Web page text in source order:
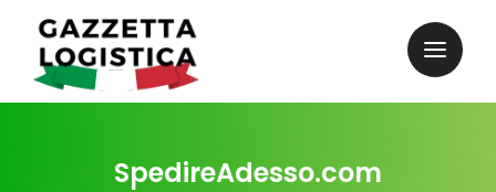
content
SpedireAdesso.com